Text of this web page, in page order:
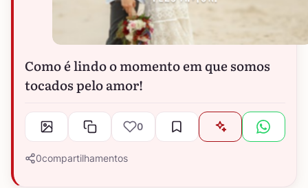
Como é lindo o momento em que somos
tocados pelo amor!
0
0compartilhamentos